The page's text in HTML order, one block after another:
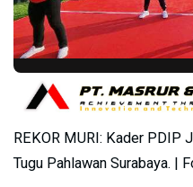
REKOR MURI: Kader PDIP
Tugu Pahlawan Surabaya. |